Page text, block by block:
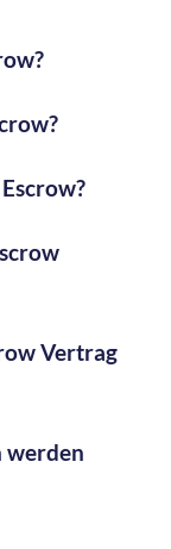
Vertrag
werden